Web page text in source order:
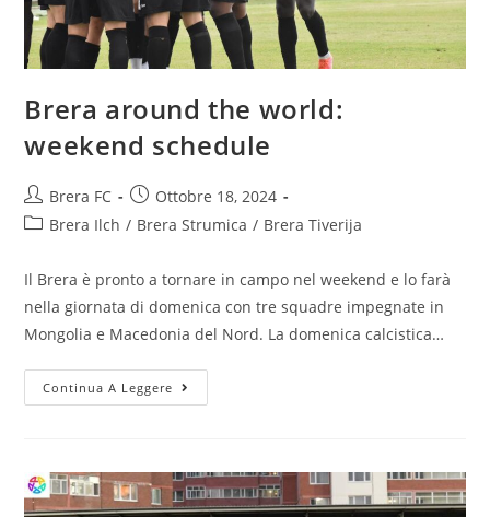
Brera around the world:
weekend schedule
Brera FC
Ottobre 18, 2024
Brera Ilch / Brera Strumica / Brera Tiverija
Il Brera è pronto a tornare in campo nel weekend e lo farà
nella giornata di domenica con tre squadre impegnate in
Mongolia e Macedonia del Nord. La domenica calcistica…
Continua A Leggere